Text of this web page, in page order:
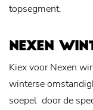
topsegment.
NEXEN
Kiex voor Nexen
winterse
soepel door de